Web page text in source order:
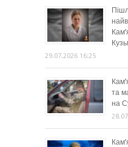
29.07.2026 16:25
та
на